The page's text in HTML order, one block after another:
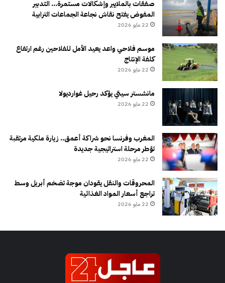
صفقات بالملايير وإشكالات مستمرة… التدبير
المفوض يفتح نقاش نجاعة الجماعات الترابية
22 مايو 2026
موسم فلاحي واعد يعيد الأمل للفلاحين رغم ارتفاع
كلفة الإنتاج
22 مايو 2026
مانشستر سيتي يؤكد رحيل غوارديولا
22 مايو 2026
المغرب وفرنسا نحو شراكة أعمق.. زيارة ملكية مرتقبة
تؤطر مرحلة استراتيجية جديدة
22 مايو 2026
المحروقات والنقل يقودان موجة تضخم أبريل وسط
تراجع أسعار المواد الغذائية
22 مايو 2026